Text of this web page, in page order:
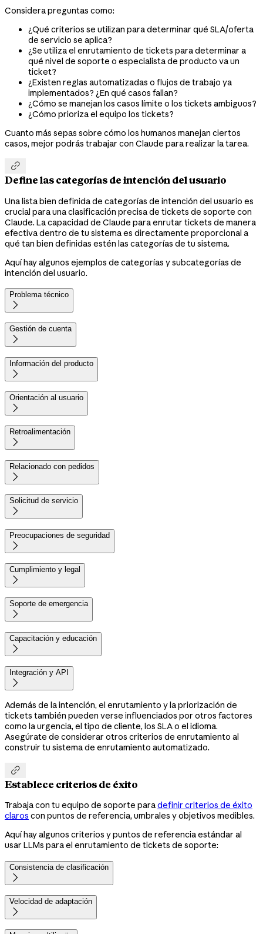
Considera preguntas como:
¿Qué criterios se utilizan para determinar qué SLA/oferta
de servicio se aplica?
¿Se utiliza el enrutamiento de tickets para determinar a
qué nivel de soporte o especialista de producto va un
ticket?
¿Existen reglas automatizadas o flujos de trabajo ya
implementados? ¿En qué casos fallan?
¿Cómo se manejan los casos límite o los tickets ambiguos?
¿Cómo prioriza el equipo los tickets?
Cuanto más sepas sobre cómo los humanos manejan ciertos
casos, mejor podrás trabajar con Claude para realizar la tarea.

Define las categorías de intención del usuario
Una lista bien definida de categorías de intención del usuario es
crucial para una clasificación precisa de tickets de soporte con
Claude. La capacidad de Claude para enrutar tickets de manera
efectiva dentro de tu sistema es directamente proporcional a
qué tan bien definidas estén las categorías de tu sistema.
Aquí hay algunos ejemplos de categorías y subcategorías de
intención del usuario.
Problema técnico

Gestión de cuenta

Información del producto

Orientación al usuario

Retroalimentación

Relacionado con pedidos

Solicitud de servicio

Preocupaciones de seguridad

Cumplimiento y legal

Soporte de emergencia

Capacitación y educación

Integración y API

Además de la intención, el enrutamiento y la priorización de
tickets también pueden verse influenciados por otros factores
como la urgencia, el tipo de cliente, los SLA o el idioma.
Asegúrate de considerar otros criterios de enrutamiento al
construir tu sistema de enrutamiento automatizado.

Establece criterios de éxito
Trabaja con tu equipo de soporte paradefinir criterios de éxito
claros con puntos de referencia, umbrales y objetivos medibles.
Aquí hay algunos criterios y puntos de referencia estándar al
usar LLMs para el enrutamiento de tickets de soporte:
Consistencia de clasificación

Velocidad de adaptación
